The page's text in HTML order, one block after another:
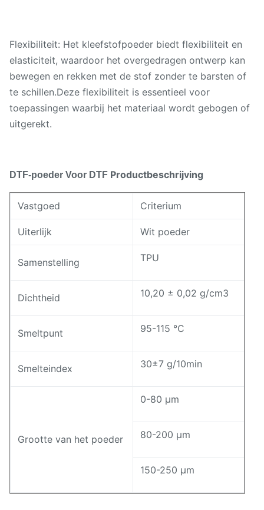
Flexibiliteit: Het kleefstofpoeder biedt flexibiliteit en
elasticiteit, waardoor het overgedragen ontwerp kan
bewegen en rekken met de stof zonder te barsten of
te schillen.Deze flexibiliteit is essentieel voor
toepassingen waarbij het materiaal wordt gebogen of
uitgerekt.
DTF-poeder Voor DTF Productbeschrijving
Vastgoed Criterium
Uiterlijk Wit poeder
Samenstelling TPU
Dichtheid 10,20 ± 0,02 g/cm3
Smeltpunt 95-115 °C
Smelteindex 30±7 g/10min
Grootte van het poeder
0-80 μm
80-200 μm
150-250 μm